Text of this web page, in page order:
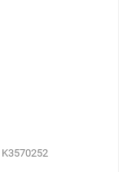
K3570252